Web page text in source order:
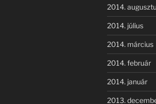
2014.
2014. július
2014. március
2014. február
2014. január
2013.